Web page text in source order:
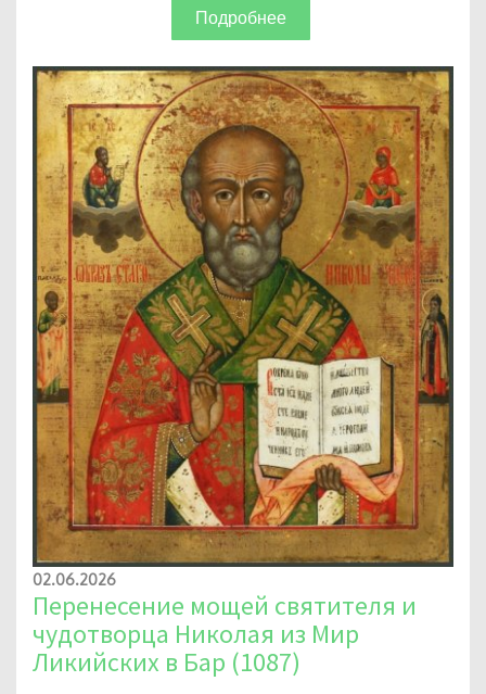
Подробнее
02.06.2026
Перенесение мощей святителя и
чудотворца Николая из Мир
Ликийских в Бар (1087)